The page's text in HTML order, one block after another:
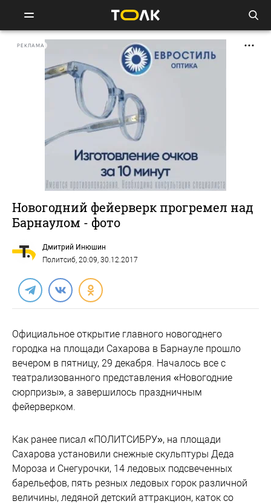
РЕКЛАМА
Новогодний фейерверк прогремел над
Барнаулом - фото
Дмитрий Инюшин
Политсиб, 20:09, 30.12.2017
Официальное открытие главного новогоднего
городка на площади Сахарова в Барнауле прошло
вечером в пятницу, 29 декабря. Началось все с
театрализованного представления «Новогодние
сюрпризы», а завершилось праздничным
фейерверком.
Как ранее писал «ПОЛИТСИБРУ», на площади
Сахарова установили снежные скульптуры Деда
Мороза и Снегурочки, 14 ледовых подсвеченных
барельефов, пять резных ледовых горок различной
величины, ледяной детский аттракцион, каток со